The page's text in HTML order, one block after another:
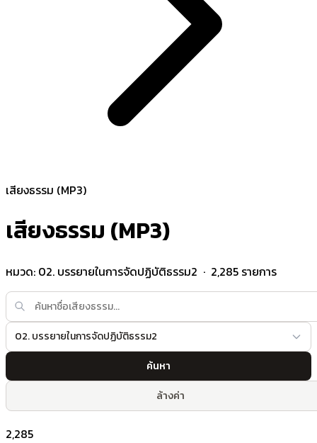
เสียงธรรม (MP3)
เสียงธรรม (MP3)
หมวด: 02. บรรยายในการจัดปฏิบัติธรรม2 · 2,285 รายการ
02. บรรยายในการจัดปฏิบัติธรรม2
ค้นหา
ล้างค่า
2,285